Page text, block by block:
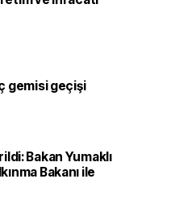
gemisi geçişi
Bakan Yumaklı
Bakanı ile